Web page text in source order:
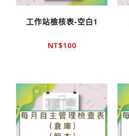
工作站檢核表-空白1
NT$100